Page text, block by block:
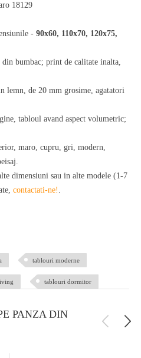
18129
- 90x60, 110x70, 120x75,
bumbac; print de calitate inalta,
lemn, de 20 mm grosime, agatatori
tabloul avand aspect volumetric;
maro, cupru, gri, modern,
dimensiuni sau in alte modele (1-7
contactati-ne! .
tablouri moderne
tablouri dormitor
PANZA DIN